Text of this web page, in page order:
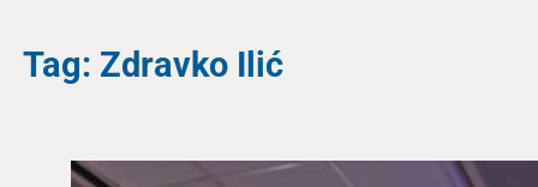
Tag: Zdravko Ilić